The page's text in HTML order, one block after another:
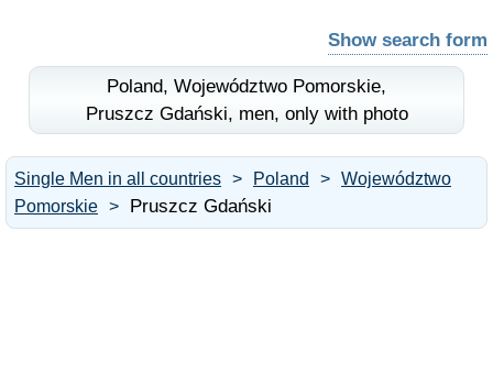
Show search form
Poland, Województwo Pomorskie,
Pruszcz Gdański, men, only with photo
Single Men in all countries Poland
Województwo
Pomorskie
Pruszcz Gdański